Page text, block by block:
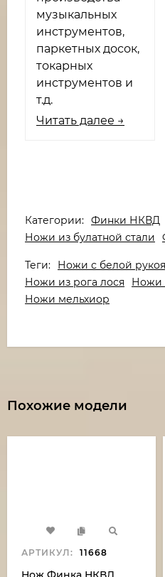
музыкальных
инструментов,
паркетных досок,
токарных
инструментов и
т.д.
Читать далее →
Категории: Финки НКВД
Ножи из булатной стали
Теги:
Ножи с белой
Ножи из рога лося
Ножи
Ножи мельхиор
Похожие модели
АРТИКУЛ: 11668